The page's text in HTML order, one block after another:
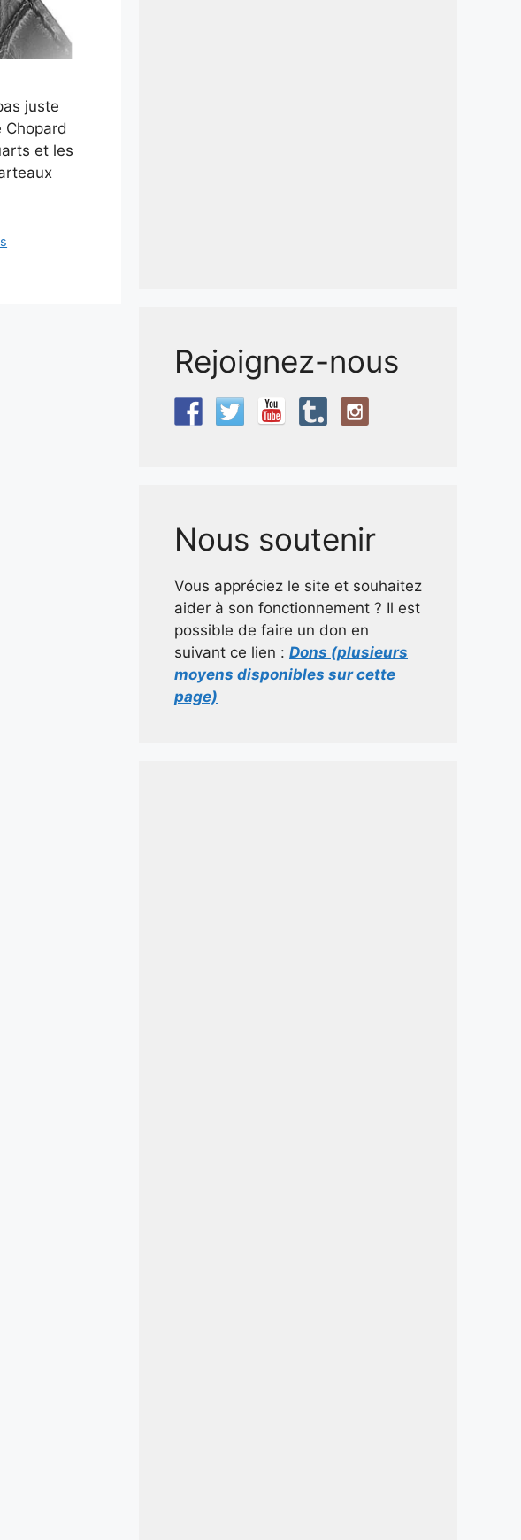
juste
Chopard
et les
Rejoignez-nous
Nous soutenir
Vous appréciez le site et souhaitez
aider à son fonctionnement ? Il est
possible de faire un don en
suivant ce lien : Dons (plusieurs
moyens disponibles sur cette
page)